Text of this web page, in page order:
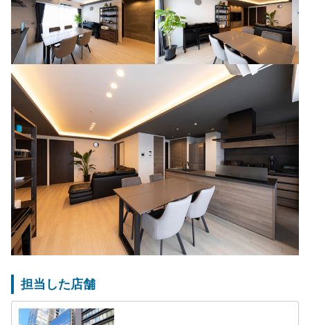
担当した店舗